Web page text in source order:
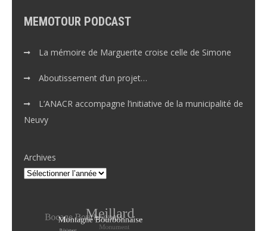
MEMOTOUR PODCAST
La mémoire de Marguerite croise celle de Simone
Aboutissement d’un projet…
L’ANACR accompagne l’initiative de la municipalité de
Neuvy
Archives